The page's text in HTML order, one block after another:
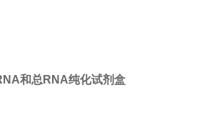
和总RNA纯化试剂盒